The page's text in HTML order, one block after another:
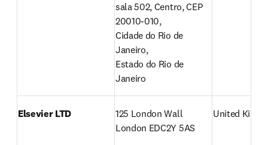
sala 502, Centro, CEP
20010-010,
Cidade do Rio de
Janeiro,
Estado do Rio de
Janeiro
Elsevier LTD
London EDC2Y 5AS
United